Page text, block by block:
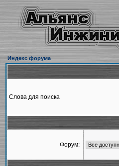
Индекс форума
Слова для поиска
Форум: